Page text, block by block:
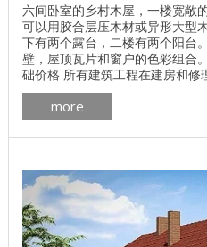
六间卧室的乡村木屋，一楼宽敞
可以用胶合层压木材或异形大型
下有两个露台，二楼有两个阳台
壁，屋顶瓦片和窗户的色彩组合
础价格 所有建筑工程在建房和
项目 墙壁材料最佳住宅项目 木屋
242.24平方米 生活区 119.57平
体材料的体积 107.3立方米 一套
的。 ...
more